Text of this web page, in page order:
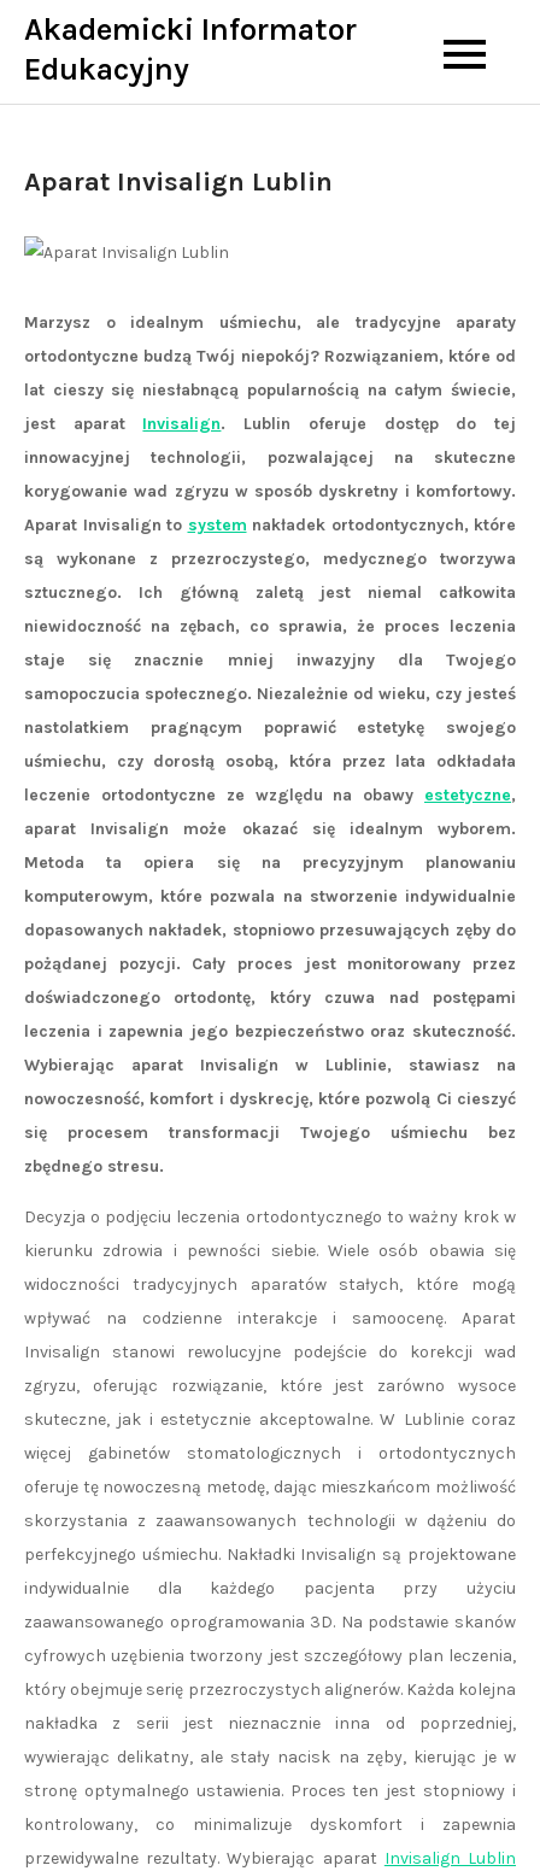
Skip
content
Akademicki Informator
Edukacyjny
Aparat Invisalign Lublin
Marzysz o idealnym uśmiechu, ale tradycyjne aparaty
ortodontyczne budzą Twój niepokój? Rozwiązaniem, które od
lat cieszy się niesłabnącą popularnością na całym świecie,
jest aparat Invisalign. Lublin oferuje dostęp do tej
innowacyjnej technologii, pozwalającej na skuteczne
korygowanie wad zgryzu w sposób dyskretny i komfortowy.
Aparat Invisalign to system nakładek ortodontycznych, które
są wykonane z przezroczystego, medycznego tworzywa
sztucznego. Ich główną zaletą jest niemal całkowita
niewidoczność na zębach, co sprawia, że proces leczenia
staje się znacznie mniej inwazyjny dla Twojego
samopoczucia społecznego. Niezależnie od wieku, czy jesteś
nastolatkiem pragnącym poprawić estetykę swojego
uśmiechu, czy dorosłą osobą, która przez lata odkładała
leczenie ortodontyczne ze względu na obawy estetyczne,
aparat Invisalign może okazać się idealnym wyborem.
Metoda ta opiera się na precyzyjnym planowaniu
komputerowym, które pozwala na stworzenie indywidualnie
dopasowanych nakładek, stopniowo przesuwających zęby do
pożądanej pozycji. Cały proces jest monitorowany przez
doświadczonego ortodontę, który czuwa nad postępami
leczenia i zapewnia jego bezpieczeństwo oraz skuteczność.
Wybierając aparat Invisalign w Lublinie, stawiasz na
nowoczesność, komfort i dyskrecję, które pozwolą Ci cieszyć
się procesem transformacji Twojego uśmiechu bez
zbędnego stresu.
Decyzja o podjęciu leczenia ortodontycznego to ważny krok w
kierunku zdrowia i pewności siebie. Wiele osób obawia się
widoczności tradycyjnych aparatów stałych, które mogą
wpływać na codzienne interakcje i samoocenę. Aparat
Invisalign stanowi rewolucyjne podejście do korekcji wad
zgryzu, oferując rozwiązanie, które jest zarówno wysoce
skuteczne, jak i estetycznie akceptowalne. W Lublinie coraz
więcej gabinetów stomatologicznych i ortodontycznych
oferuje tę nowoczesną metodę, dając mieszkańcom możliwość
skorzystania z zaawansowanych technologii w dążeniu do
perfekcyjnego uśmiechu. Nakładki Invisalign są projektowane
indywidualnie dla każdego pacjenta przy użyciu
zaawansowanego oprogramowania 3D. Na podstawie skanów
cyfrowych uzębienia tworzony jest szczegółowy plan leczenia,
który obejmuje serię przezroczystych alignerów. Każda kolejna
nakładka z serii jest nieznacznie inna od poprzedniej,
wywierając delikatny, ale stały nacisk na zęby, kierując je w
stronę optymalnego ustawienia. Proces ten jest stopniowy i
kontrolowany, co minimalizuje dyskomfort i zapewnia
przewidywalne rezultaty. Wybierając aparat Invisalign Lublin